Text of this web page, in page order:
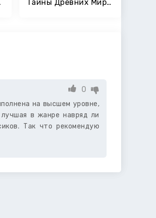
Игры Тайны Древних Миров — Игры Поиск Предметов
на высшем уровне,
в жанре навряд ли
Так что рекомендую
0